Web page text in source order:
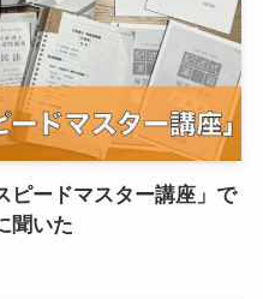
ピードマスター講座」で
聞いた